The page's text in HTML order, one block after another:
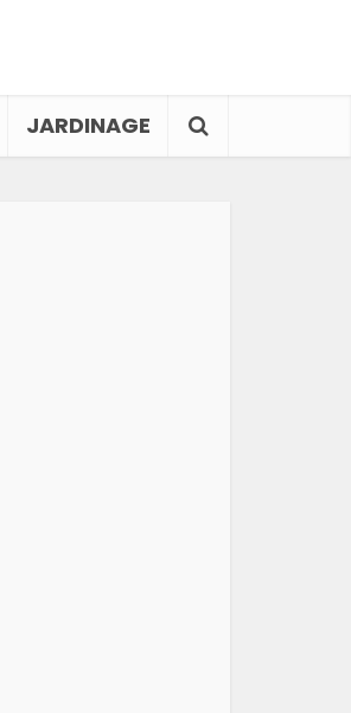
JARDINAGE